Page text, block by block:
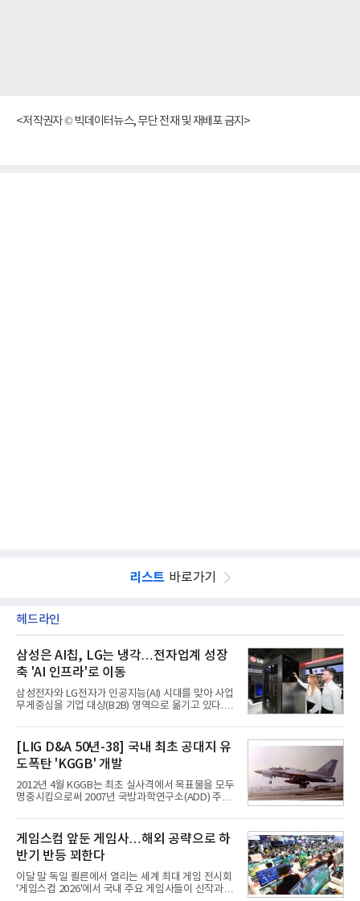
<저작권자 © 빅데이터뉴스, 무단 전재 및 재배포 금지>
리스트 바로가기
헤드라인
삼성은 AI칩, LG는 냉각…전자업계 성장
축 'AI 인프라'로 이동
삼성전자와 LG전자가 인공지능(AI) 시대를 맞아 사업
무게중심을 기업 대상(B2B) 영역으로 옮기고 있다.
접어든 가운데 삼성전자는 AI 반도체를 중심으로 데
이터센터 생태계 공략을 강화하고 LG전자는 냉각솔
루션·전장·로봇 등 기업용 솔루션 사업 확대에 속도를
내고 있다.9일 업계에 따르면 LG전자는 2분기 생활가
전과 프리미엄 제품 경쟁력에 더해 B2B 사업 확대 효
과로 수익성을 방어한 반면 삼성전자는 디바이스경험
(DX) 부문의 TV·생활가전 수익성이 악화됐다. 대신 삼
사업 확대
[LIG D&A 50년-38] 국내 최초 공대지 유
도폭탄 'KGGB' 개발
2012년 4월 KGGB는 최초 실사격에서 목표물을 모두
명중시킴으로써 2007년 국방과학연구소(ADD) 주관
체로 참여했다. 체계개발에는 총 400여억 원의 개발
비와 62개월의 기간이 소요됐다. 한국형 GPS 유도폭
탄 KGGB(Korea GPS Guided Bomb)는 국내 최초
의 공대지 유도폭탄으로 2012년에 최종 전투용 적합
판정을 받았다.우리 공군이 운용하는 모든 전투기에
탑재할 수 있는 KGGB는 일반목적폭탄(General
Purpose Bomb)에 장착하여 운용토록 개발됐다.이
게임스컴 앞둔 게임사…해외 공략으로 하
반기 반등 꾀한다
이달 말 독일 쾰른에서 열리는 세계 최대 게임 전시회
'게임스컴 2026'에서 국내 주요 게임사들이 신작과 글